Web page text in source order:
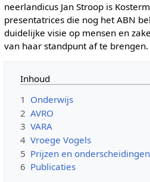
neerlandicus Jan Stroop is
presentatrices die nog het ABN
duidelijke visie op mensen en
van haar standpunt af te brengen.
Inhoud
1 Onderwijs
2 AVRO
3 VARA
4 Vroege Vogels
5 Prijzen en onderscheidingen
6 Publicaties